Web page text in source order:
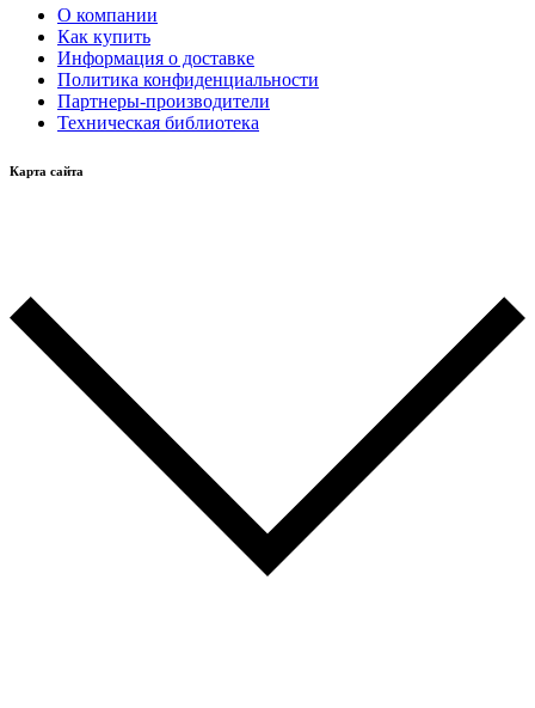
О компании
Как купить
Информация о доставке
Политика конфиденциальности
Партнеры-производители
Техническая библиотека
Карта сайта